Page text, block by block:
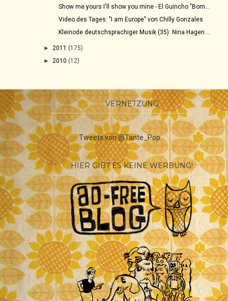
Show me yours I'll show you mine - El Guincho "Bom...
Video des Tages: "I am Europe" von Chilly Gonzales
Kleinode deutschsprachiger Musik (35): Nina Hagen ...
► 2011 (175)
► 2010 (12)
VERNETZUNG
Tweets von @Tante_Pop
HIER GIBT ES KEINE WERBUNG!